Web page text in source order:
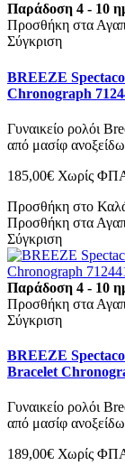
Παράδοση 4 - 10
Προσθήκη στα
Σύγκριση
BREEZE
Chronograph
Γυναικείο ρολόι
από μασίφ
185,00€ Χωρίς
Προσθήκη στο
Προσθήκη στα
Σύγκριση
Παράδοση 4 - 10
Προσθήκη στα
Σύγκριση
BREEZE
Bracelet
Γυναικείο ρολόι
από μασίφ
189,00€ Χωρίς